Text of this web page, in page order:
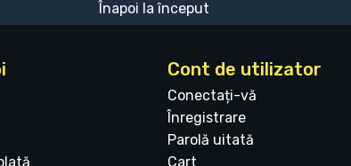
Înapoi la început
Cont de utilizator
Conectați-vă
Înregistrare
Parolă uitată
Cart